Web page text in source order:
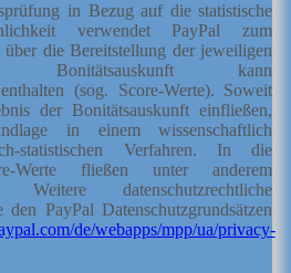
in Bezug auf die statistische
verwendet PayPal zum
die Bereitstellung der jeweiligen
Bonitätsauskunft kann
(sog. Score-Werte). Soweit
der Bonitätsauskunft einfließen,
in einem wissenschaftlich
statistischen Verfahren. In die
Werte fließen unter anderem
datenschutzrechtliche
PayPal Datenschutzgrundsätzen
de/webapps/mpp/ua/privacy-